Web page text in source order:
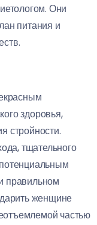
Они
питания и
здоровья,
стройности.
тщательного
правильном
женщине
частью